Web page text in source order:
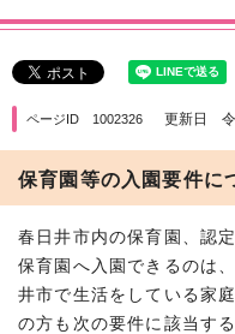
ページID 1002326 更新日 令
保育園等の入園要件に
春日井市内の保育園、認
保育園へ入園できるのは
井市で生活をしている家
の方も次の要件に該当す